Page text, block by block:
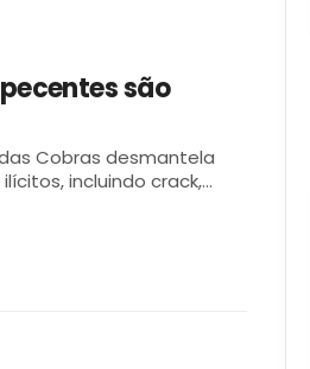
são
Cobras desmantela
incluindo crack,
até o momento